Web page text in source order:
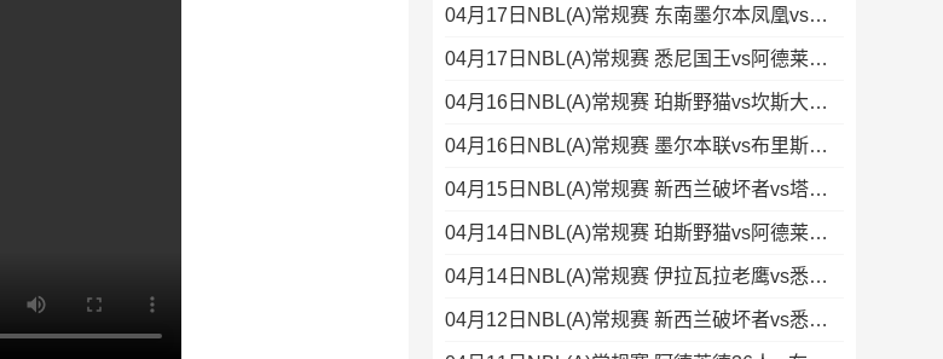
04月17日NBL(A)常规赛 东南墨尔本凤凰vs塔斯马尼亚蚂蚁 录像
04月17日NBL(A)常规赛 悉尼国王vs阿德莱德36人 录像
04月16日NBL(A)常规赛 珀斯野猫vs坎斯大班 录像集锦
04月16日NBL(A)常规赛 墨尔本联vs布里斯班子弹 录像集锦
04月15日NBL(A)常规赛 新西兰破坏者vs塔斯马尼亚蚂蚁 全场录像
04月14日NBL(A)常规赛 珀斯野猫vs阿德莱德36人 录像集锦
04月14日NBL(A)常规赛 伊拉瓦拉老鹰vs悉尼国王 录像
04月12日NBL(A)常规赛 新西兰破坏者vs悉尼国王 录像集锦